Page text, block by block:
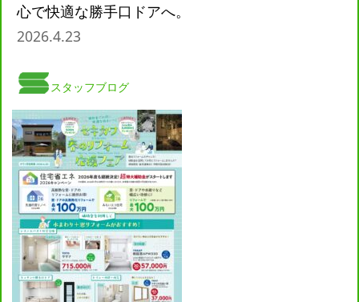
心で快適な勝手口ドアへ。
2026.4.23
スタッフブログ